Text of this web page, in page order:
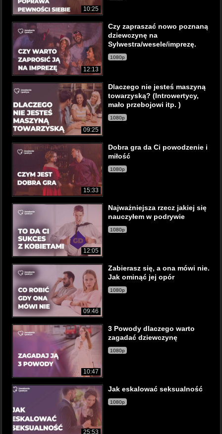
10:25
12:13
Czy zapraszać nowo poznaną
dziewczynę na
Sylwestra/wesele/imprezę.
1080p
09:25
Dlaczego nie jesteś maszyną
towarzyską? (Introwertycy,
mało przebojowi itp. )
1080p
15:33
Dobra gra da Ci powodzenie i
miłość
1080p
12:05
Najważniejsza rzecz jakiej się
nauczyłem w podrywie
1080p
09:46
Zabierasz się, a ona mówi nie.
Jak ominąć jej opór
1080p
10:47
3 Powody dlaczego warto
zagadać dziewczynę
1080p
25:53
Jak eskalować seksualność
1080p